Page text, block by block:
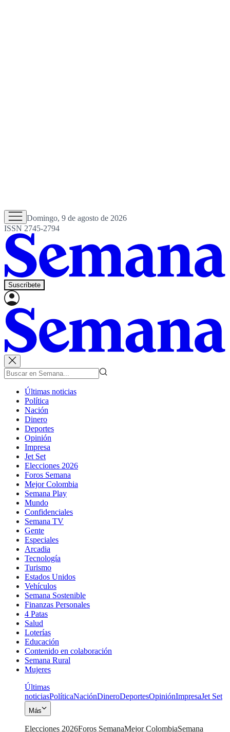
Domingo, 9 de agosto de 2026
ISSN 2745-2794
Suscríbete
Últimas noticias
Política
Nación
Dinero
Deportes
Opinión
Impresa
Jet Set
Elecciones 2026
Foros Semana
Mejor Colombia
Semana Play
Mundo
Confidenciales
Semana TV
Gente
Especiales
Arcadia
Tecnología
Turismo
Estados Unidos
Vehículos
Semana Sostenible
Finanzas Personales
4 Patas
Salud
Loterías
Educación
Contenido en colaboración
Semana Rural
Mujeres
Últimas
noticiasPolíticaNaciónDineroDeportesOpiniónImpresaJet Set
Más
Elecciones 2026Foros SemanaMejor ColombiaSemana